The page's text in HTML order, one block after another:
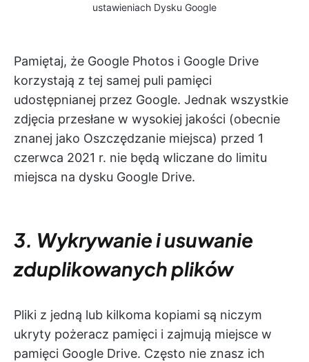
ustawieniach Dysku Google
Pamiętaj, że Google Photos i Google Drive
korzystają z tej samej puli pamięci
udostępnianej przez Google. Jednak wszystkie
zdjęcia przesłane w wysokiej jakości (obecnie
znanej jako Oszczędzanie miejsca) przed 1
czerwca 2021 r. nie będą wliczane do limitu
miejsca na dysku Google Drive.
3. Wykrywanie i usuwanie
zduplikowanych plików
Pliki z jedną lub kilkoma kopiami są niczym
ukryty pożeracz pamięci i zajmują miejsce w
pamięci Google Drive. Często nie znasz ich